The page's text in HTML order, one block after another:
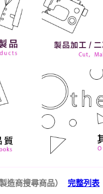
製造商搜尋商品） 完整列表